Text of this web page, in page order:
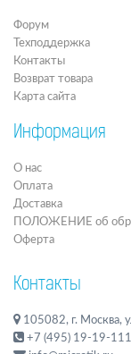
Форум
Техподдержка
Контакты
Возврат товара
Карта сайта
Информация
О нас
Оплата
Доставка
ПОЛОЖЕНИЕ об
Оферта
Контакты
105082, г. Москва,
+7 (495) 19-19-111